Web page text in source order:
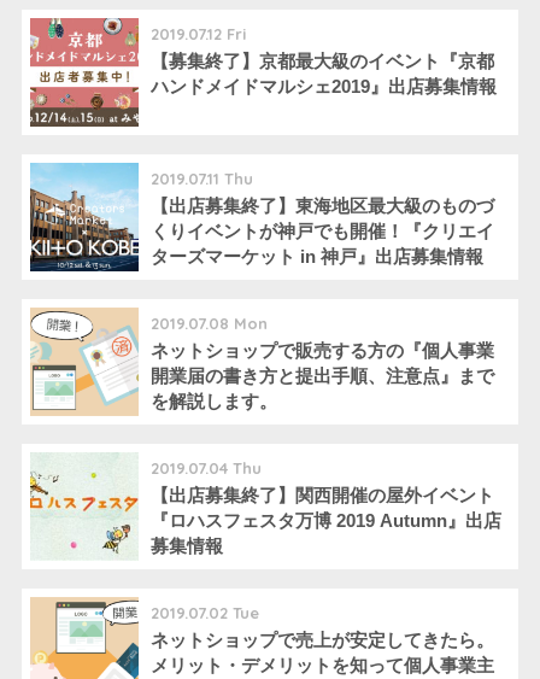
2019.07.12 Fri
【募集終了】京都最大級のイベント『京都
ハンドメイドマルシェ2019』出店募集情報
2019.07.11 Thu
【出店募集終了】東海地区最大級のものづ
くりイベントが神戸でも開催！『クリエイ
ターズマーケット in 神戸』出店募集情報
2019.07.08 Mon
ネットショップで販売する方の『個人事業
開業届の書き方と提出手順、注意点』まで
を解説します。
2019.07.04 Thu
【出店募集終了】関西開催の屋外イベント
『ロハスフェスタ万博 2019 Autumn』出店
募集情報
2019.07.02 Tue
ネットショップで売上が安定してきたら。
メリット・デメリットを知って個人事業主